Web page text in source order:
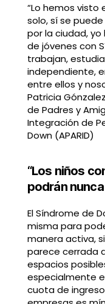
“Lo hemos visto
solo, sí se
por la ciudad,
de jóvenes con
trabajan,
independiente,
entre ellos y
Patricia
de Padres y
Integración de
Down (APARID)
“Los niños
podrán
El Síndrome de
misma para
manera activa,
parece cerrada
espacios
especialmente
cuota de